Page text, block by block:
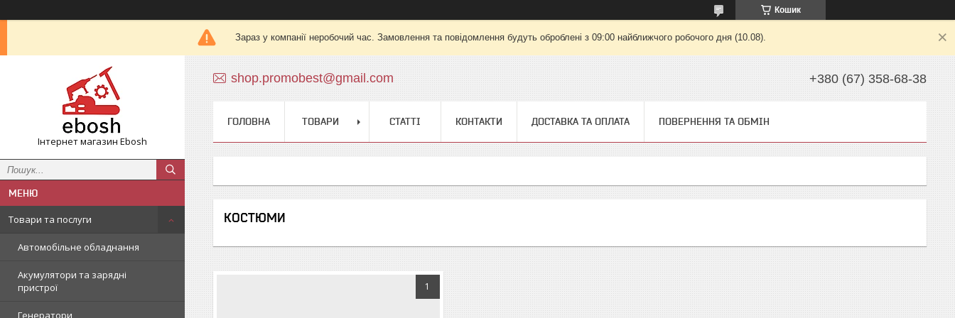
Кошик
Зараз у компанії неробочий час. Замовлення та повідомлення будуть оброблені з 09:00 найближчого робочого дня (10.08).
Інтернет магазин Ebosh
Товари та послуги
Автомобільне обладнання
Акумулятори та зарядні
пристрої
Генератори
shop.promobest@gmail.com +380 (67) 358-68-38
ГОЛОВНА ТОВАРИ СТАТТІ КОНТАКТИ ДОСТАВКА ТА ОПЛАТА ПОВЕРНЕННЯ ТА ОБМІН
КОСТЮМИ
1